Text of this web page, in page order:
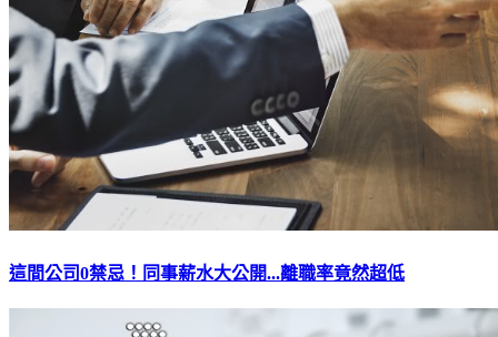
這間公司0禁忌！同事薪水大公開...離職率竟然超低